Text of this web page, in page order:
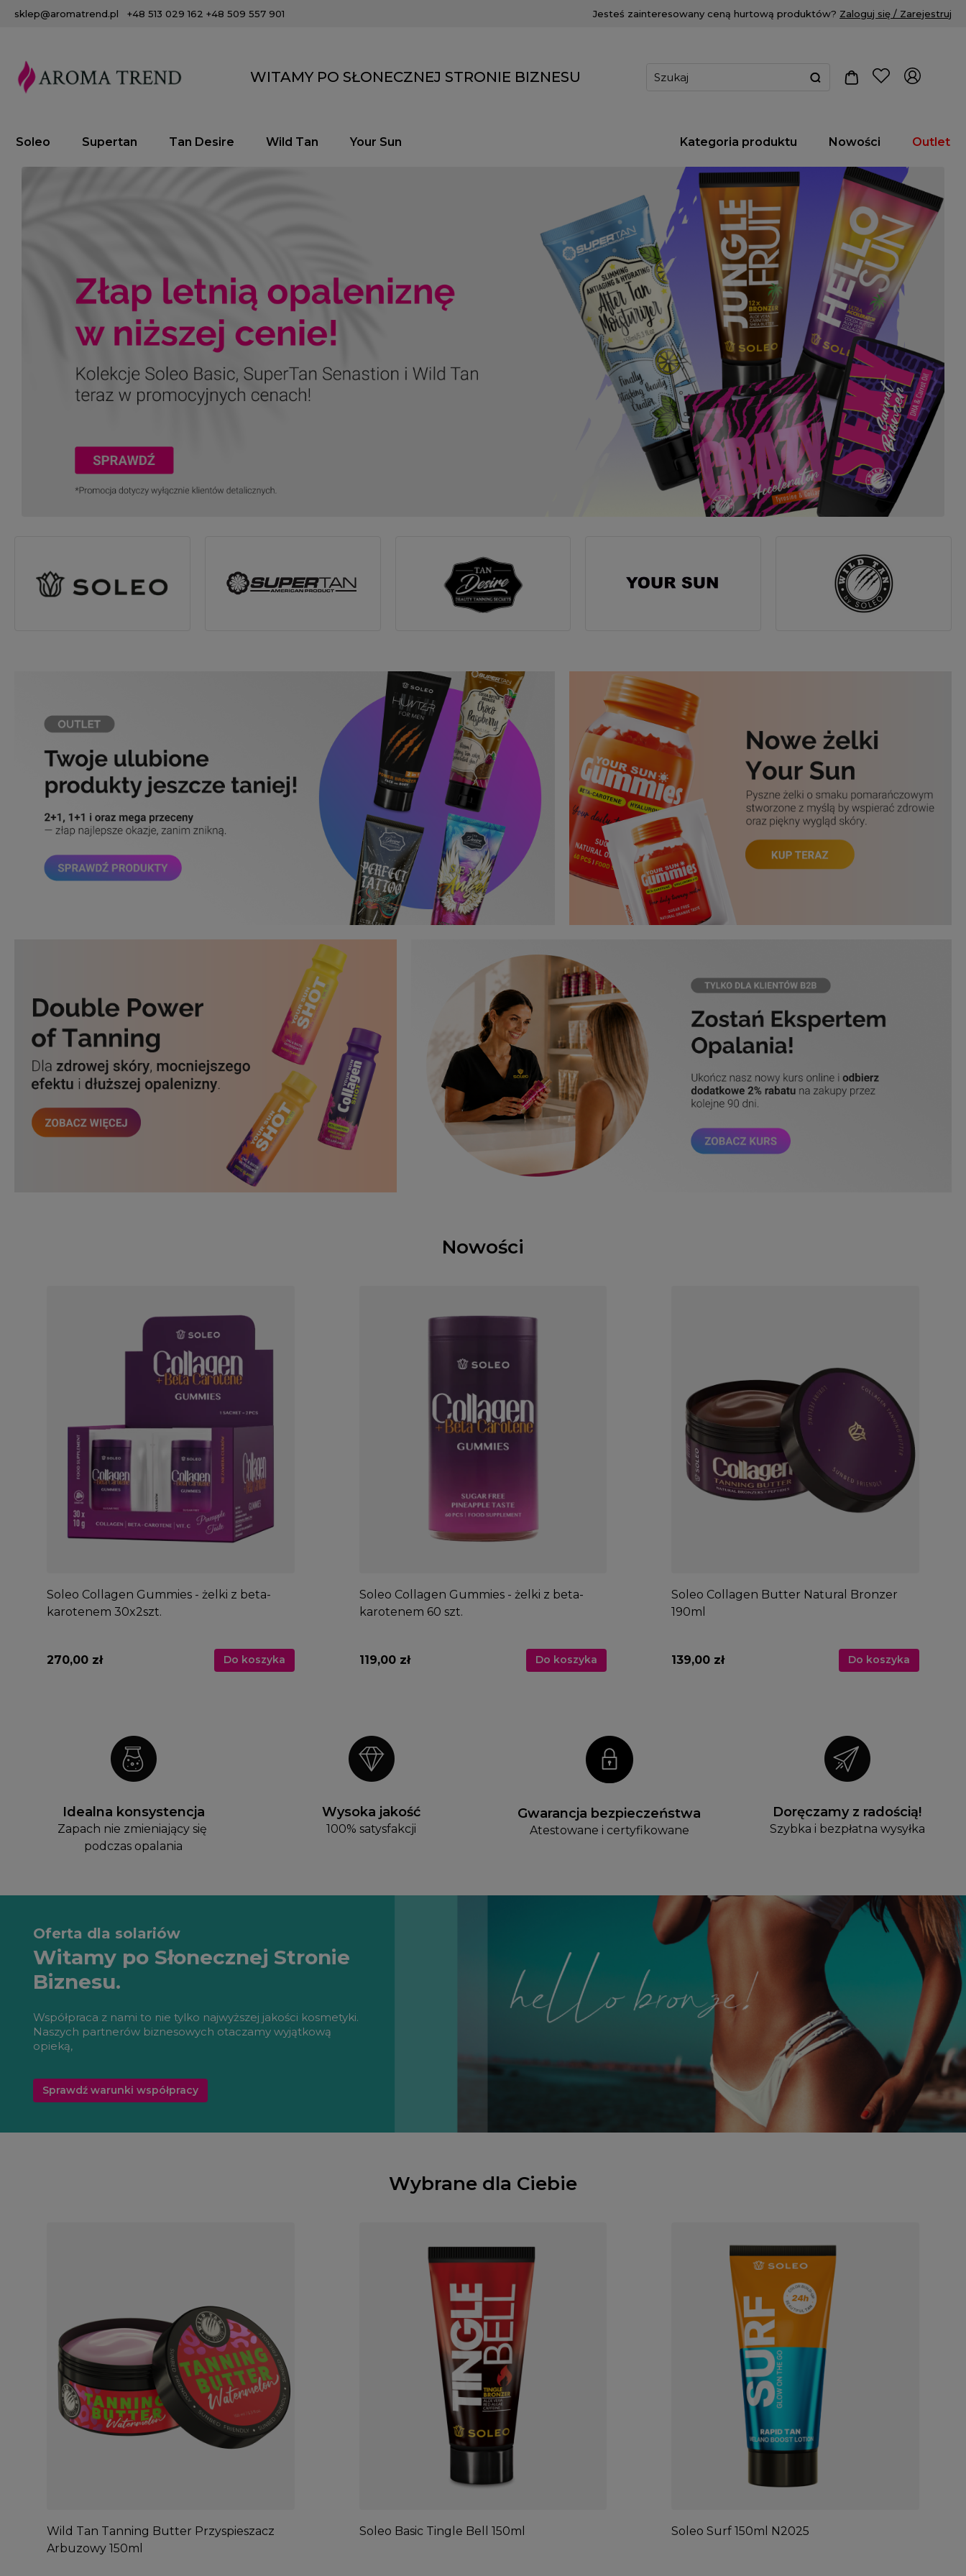
sklep@aromatrend.pl +48 513 029 162 +48 509 557 901 Jesteś zainteresowany ceną hurtową produktów? Zaloguj się / Zarejestruj
WITAMY PO SŁONECZNEJ STRONIE BIZNESU
Soleo Supertan Tan Desire Wild Tan Your Sun Kategoria produktu Nowości Outlet
Nowości
Soleo Collagen Gummies - żelki z beta-
karotenem 30x2szt.
270,00 zł Do koszyka
Soleo Collagen Gummies - żelki z beta-
karotenem 60 szt.
119,00 zł Do koszyka
Soleo Collagen Butter Natural Bronzer
190ml
139,00 zł Do koszyka
Idealna konsystencja
Zapach nie zmieniający się
podczas opalania
Wysoka jakość
100% satysfakcji
Gwarancja bezpieczeństwa
Atestowane i certyfikowane
Doręczamy z radością!
Szybka i bezpłatna wysyłka
Oferta dla solariów
Witamy po Słonecznej Stronie
Biznesu.
Współpraca z nami to nie tylko najwyższej jakości kosmetyki.
Naszych partnerów biznesowych otaczamy wyjątkową
opieką,
Sprawdź warunki współpracy
Wybrane dla Ciebie
Wild Tan Tanning Butter Przyspieszacz
Arbuzowy 150ml
Soleo Basic Tingle Bell 150ml Soleo Surf 150ml N2025